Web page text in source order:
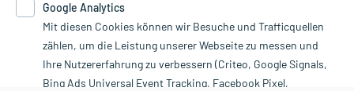
Therapien eingeleitet werden können. | Diese Webseite benutzt
Google Analytics. Lesen Sie bitte dazu die wichtigen Hinweise in
unserer Datenschutzerklärung. Für den Widerruf einer Bestellung
nutzen Sie das Formular:
Google Analytics
Mit diesen Cookies können wir Besuche und Trafficquellen
zählen, um die Leistung unserer Webseite zu messen und
Ihre Nutzererfahrung zu verbessern (Criteo, Google Signals,
Bing Ads Universal Event Tracking, Facebook Pixel,